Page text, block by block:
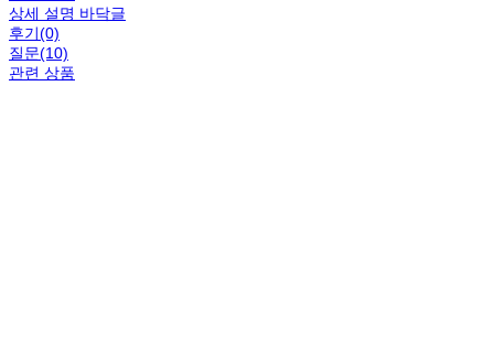
상세 설명 바닥글
후기(0)
질문(10)
관련 상품